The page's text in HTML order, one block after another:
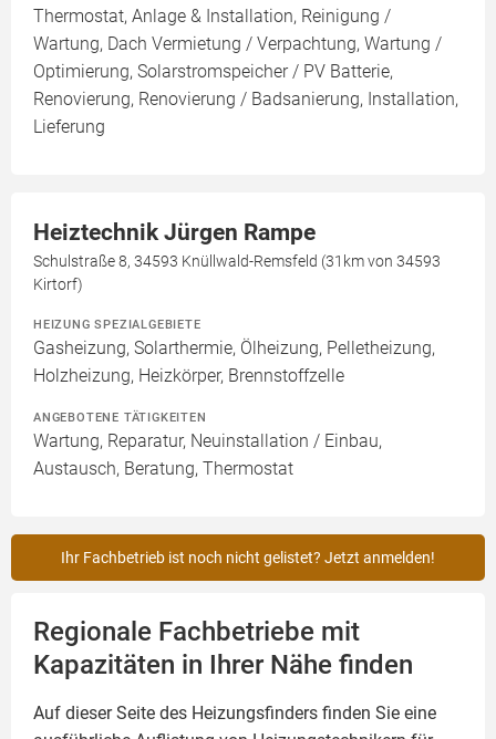
Thermostat, Anlage & Installation, Reinigung /
Wartung, Dach Vermietung / Verpachtung, Wartung /
Optimierung, Solarstromspeicher / PV Batterie,
Renovierung, Renovierung / Badsanierung, Installation,
Lieferung
Heiztechnik Jürgen Rampe
Schulstraße 8, 34593 Knüllwald-Remsfeld (31km von 34593
Kirtorf)
HEIZUNG SPEZIALGEBIETE
Gasheizung, Solarthermie, Ölheizung, Pelletheizung,
Holzheizung, Heizkörper, Brennstoffzelle
ANGEBOTENE TÄTIGKEITEN
Wartung, Reparatur, Neuinstallation / Einbau,
Austausch, Beratung, Thermostat
Ihr Fachbetrieb ist noch nicht gelistet? Jetzt anmelden!
Regionale Fachbetriebe mit
Kapazitäten in Ihrer Nähe finden
Auf dieser Seite des Heizungsfinders finden Sie eine